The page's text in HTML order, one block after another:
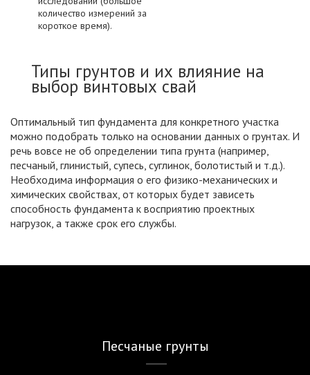
количество измерений за
короткое время).
Типы грунтов и их влияние на
выбор винтовых свай
Оптимальный тип фундамента для конкретного участка
можно подобрать только на основании данных о грунтах. И
речь вовсе не об определении типа грунта (например,
песчаный, глинистый, супесь, суглинок, болотистый и т.д.).
Необходима информация о его физико-механических и
химических свойствах, от которых будет зависеть
способность фундамента к восприятию проектных
нагрузок, а также срок его службы.
Песчаные грунты